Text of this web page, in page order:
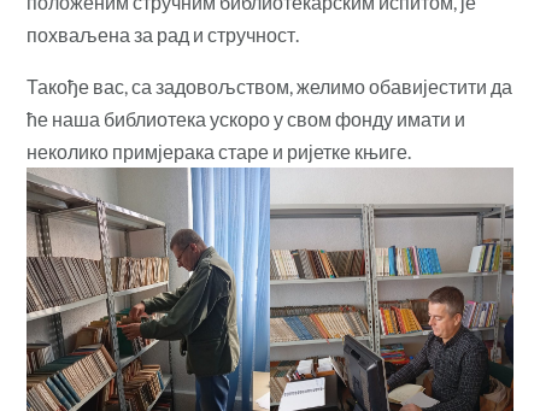
похваљена за рад и стручност.
Такође вас, са задовољством, желимо обавијестити да
ће наша библиотека ускоро у свом фонду имати и
неколико примјерака старе и ријетке књиге.